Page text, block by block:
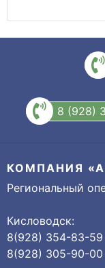
8 (928)
КОМПАНИЯ
Региональный
Кисловодск:
8(928) 354-83-
8(928) 305-90-